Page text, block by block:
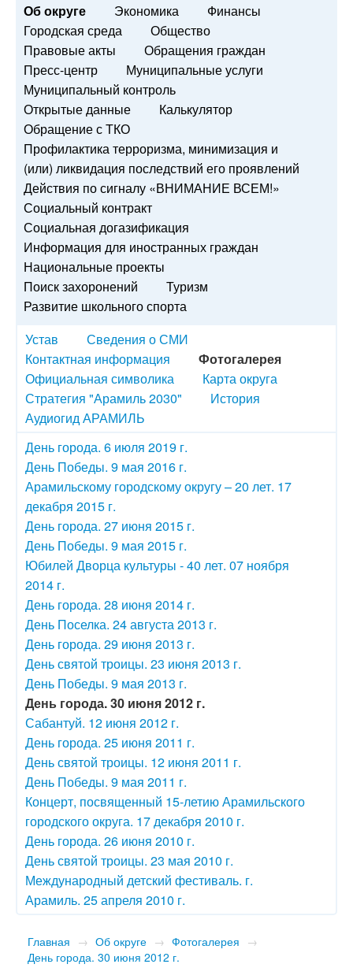
Об округе Экономика
Финансы
Городская среда
Общество
Правовые акты
Обращения граждан
Пресс-центр
Муниципальные услуги
Муниципальный контроль
Открытые данные
Калькулятор
Обращение с ТКО
Профилактика терроризма, минимизация и
(или) ликвидация последствий его проявлений
Действия по сигналу «ВНИМАНИЕ ВСЕМ!»
Социальный контракт
Социальная догазификация
Информация для иностранных граждан
Национальные проекты
Поиск захоронений
Туризм
Развитие школьного спорта
Устав
Сведения о СМИ
Контактная информация
Фотогалерея
Официальная символика
Карта округа
Стратегия "Арамиль 2030"
История
Аудиогид АРАМИЛЬ
День города. 6 июля 2019 г.
День Победы. 9 мая 2016 г.
Арамильскому городскому округу – 20 лет. 17
декабря 2015 г.
День города. 27 июня 2015 г.
День Победы. 9 мая 2015 г.
Юбилей Дворца культуры - 40 лет. 07 ноября
2014 г.
День города. 28 июня 2014 г.
День Поселка. 24 августа 2013 г.
День города. 29 июня 2013 г.
День святой троицы. 23 июня 2013 г.
День Победы. 9 мая 2013 г.
День города. 30 июня 2012 г.
Сабантуй. 12 июня 2012 г.
День города. 25 июня 2011 г.
День святой троицы. 12 июня 2011 г.
День Победы. 9 мая 2011 г.
Концерт, посвященный 15-летию Арамильского
городского округа. 17 декабря 2010 г.
День города. 26 июня 2010 г.
День святой троицы. 23 мая 2010 г.
Международный детский фестиваль. г.
Арамиль. 25 апреля 2010 г.
Главная → Об округе → Фотогалерея →
День города. 30 июня 2012 г.